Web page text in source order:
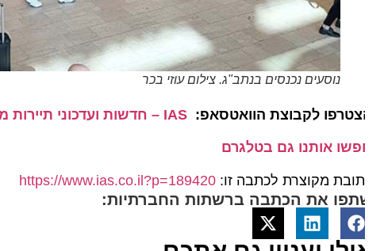
נוסעים נכנסים בנתב"ג. צילום עוזי בכר
לקבוצת הוואטסאפ: IAS – חדשות ועדכוני תיירות מהארץ ומהעולם
אותנו גם בטלגרם
מקוצרת לכתבה זו:https://www.ias.co.il?p=189420
את הכתבה ברשתות החברתיות: